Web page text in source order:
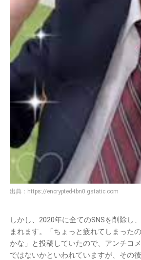
出典： https://encrypted-tbn0.gstatic.com
しかし、2020年に全てのSNSを削除し
まれます。「ちょっと疲れてしまった
かな」と投稿していたので、アンチコ
ではないかといわれていますが、その